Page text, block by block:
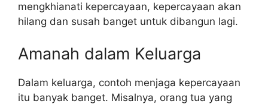
mengkhianati kepercayaan, kepercayaan akan
hilang dan susah banget untuk dibangun lagi.
Amanah dalam Keluarga
Dalam keluarga, contoh menjaga kepercayaan
itu banyak banget. Misalnya, orang tua yang